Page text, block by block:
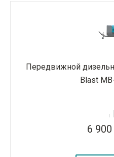
Передвижной
Blast
6